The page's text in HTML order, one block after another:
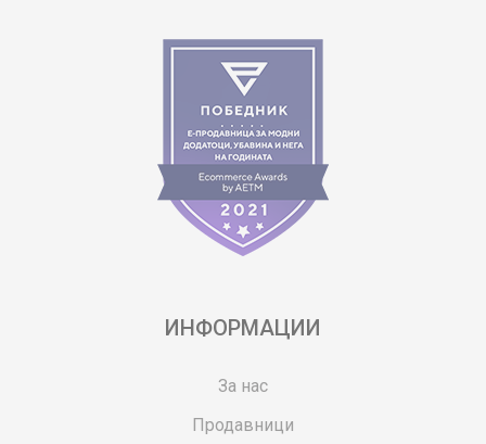
ИНФОРМАЦИИ
За нас
Продавници